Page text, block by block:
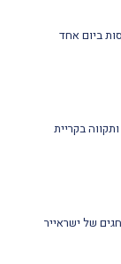
בקריית
של ישראייר